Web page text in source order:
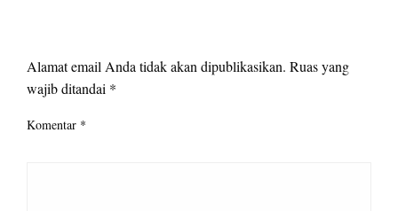
Alamat email Anda tidak akan dipublikasikan. Ruas yang
wajib ditandai *
Komentar *